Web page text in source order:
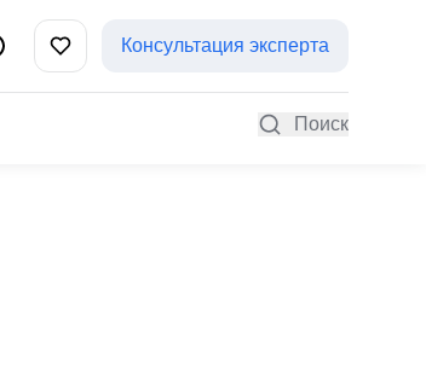
Консультация эксперта
Поиск